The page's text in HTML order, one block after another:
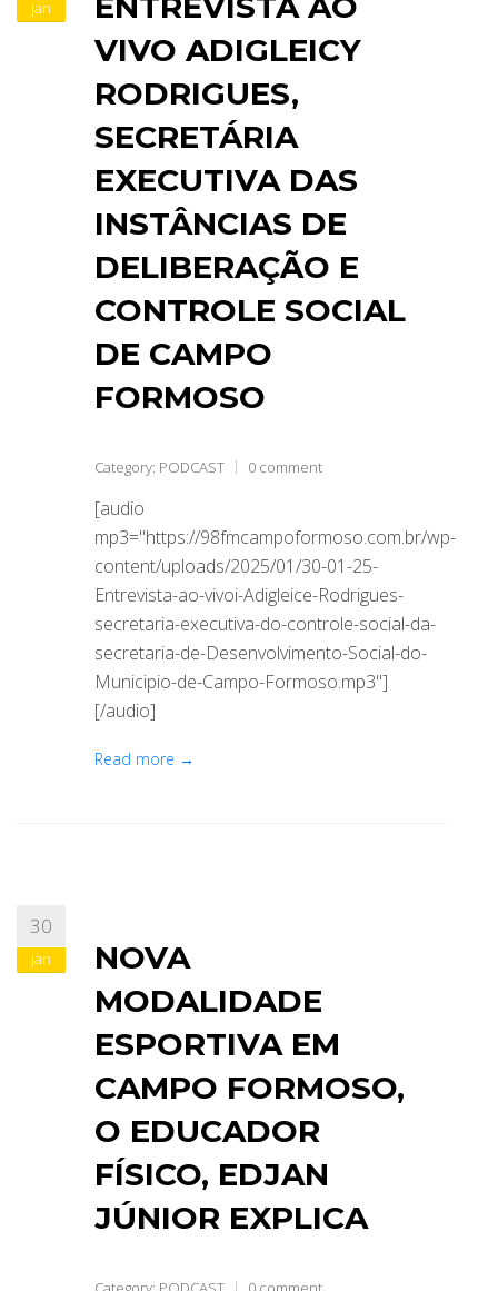
jan
VIVO ADIGLEICY
RODRIGUES,
SECRETÁRIA
EXECUTIVA DAS
INSTÂNCIAS DE
DELIBERAÇÃO E
CONTROLE SOCIAL
DE CAMPO
FORMOSO
Category: PODCAST 0 comment
[audio
mp3="https://98fmcampoformoso.com.br/wp-
content/uploads/2025/01/30-01-25-
Entrevista-ao-vivoi-Adigleice-Rodrigues-
secretaria-executiva-do-controle-social-da-
secretaria-de-Desenvolvimento-Social-do-
Municipio-de-Campo-Formoso.mp3"]
[/audio]
Read more →
30
jan
NOVA
MODALIDADE
ESPORTIVA EM
CAMPO FORMOSO,
O EDUCADOR
FÍSICO, EDJAN
JÚNIOR EXPLICA